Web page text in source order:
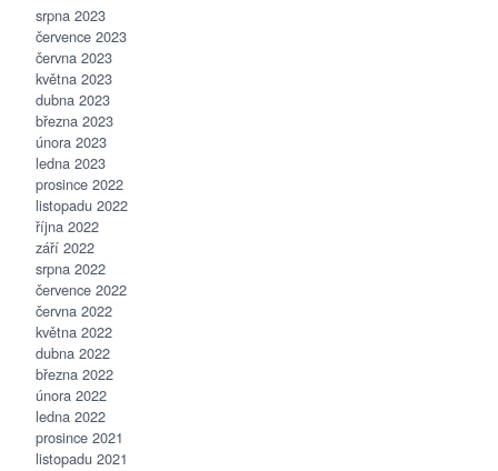
srpna 2023
července 2023
června 2023
května 2023
dubna 2023
března 2023
února 2023
ledna 2023
prosince 2022
listopadu 2022
října 2022
září 2022
srpna 2022
července 2022
června 2022
května 2022
dubna 2022
března 2022
února 2022
ledna 2022
prosince 2021
listopadu 2021